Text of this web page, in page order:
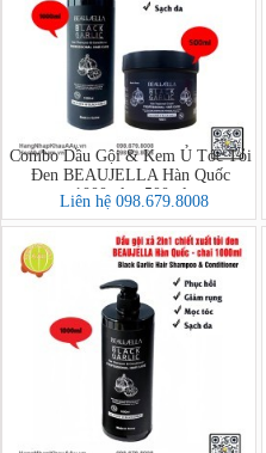
Combo Dầu Gội & Kem Ủ Tóc Tỏi
Đen BEAUJELLA Hàn Quốc
1000ml + 500ml
Liên hệ 098.679.8008